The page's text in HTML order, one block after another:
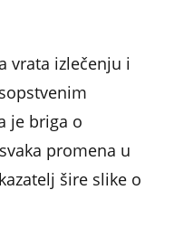
vrata izlečenju i
je briga o
promena u
šire slike o